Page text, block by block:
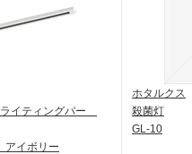
イティングバー
イボリー
ホタルクス
殺菌灯
GL-10